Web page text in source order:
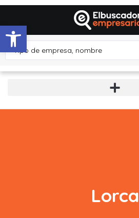
Abrir barra de herramientas
Lorca